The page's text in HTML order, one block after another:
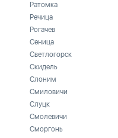
Ратомка
Речица
Рогачев
Сеница
Светлогорск
Скидель
Слоним
Смиловичи
Слуцк
Смолевичи
Сморгонь